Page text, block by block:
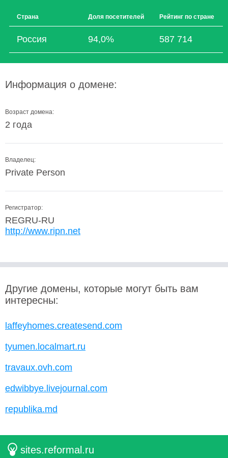
Страна Доля посетителей Рейтинг по стране
Россия 94,0% 587 714
Информация о домене:
Возраст домена:
2 года
Владелец:
Private Person
Регистратор:
REGRU-RU
http://www.ripn.net
Другие домены, которые могут быть вам
интересны:
laffeyhomes.createsend.com
tyumen.localmart.ru
travaux.ovh.com
edwibbye.livejournal.com
republika.md
sites.reformal.ru